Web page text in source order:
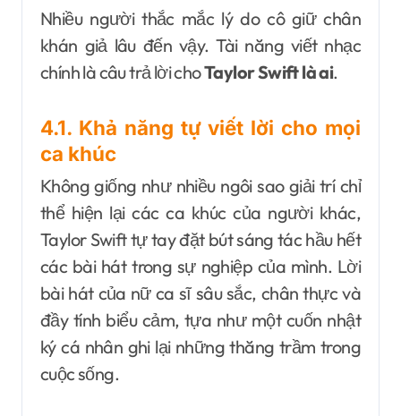
Nhiều người thắc mắc lý do cô giữ chân
khán giả lâu đến vậy. Tài năng viết nhạc
chính là câu trả lời choTaylor Swift là ai.
4.1. Khả năng tự viết lời cho mọi
ca khúc
Không giống như nhiều ngôi sao giải trí chỉ
thể hiện lại các ca khúc của người khác,
Taylor Swift tự tay đặt bút sáng tác hầu hết
các bài hát trong sự nghiệp của mình. Lời
bài hát của nữ ca sĩ sâu sắc, chân thực và
đầy tính biểu cảm, tựa như một cuốn nhật
ký cá nhân ghi lại những thăng trầm trong
cuộc sống.